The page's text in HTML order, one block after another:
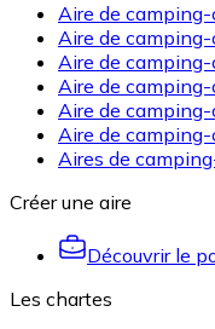
Aire de camping-
Aire de
Aire de
Aire de camping-
Aire de camping-
Aire de
Aires de
Créer une aire
Découvrir le
Les chartes